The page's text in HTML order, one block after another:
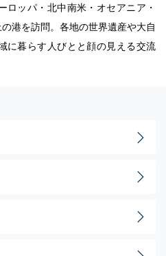
ロッパ・北中南米・オセアニア・
港を訪問。各地の世界遺産や大自
に暮らす人びとと顔の見える交流